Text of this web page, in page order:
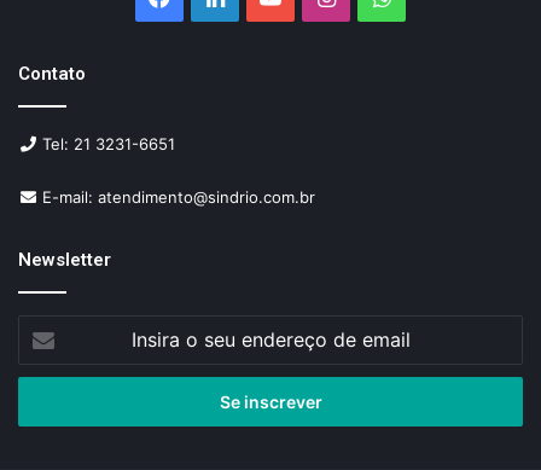
Contato
Tel: 21 3231-6651
E-mail: atendimento@sindrio.com.br
Newsletter
seu
de